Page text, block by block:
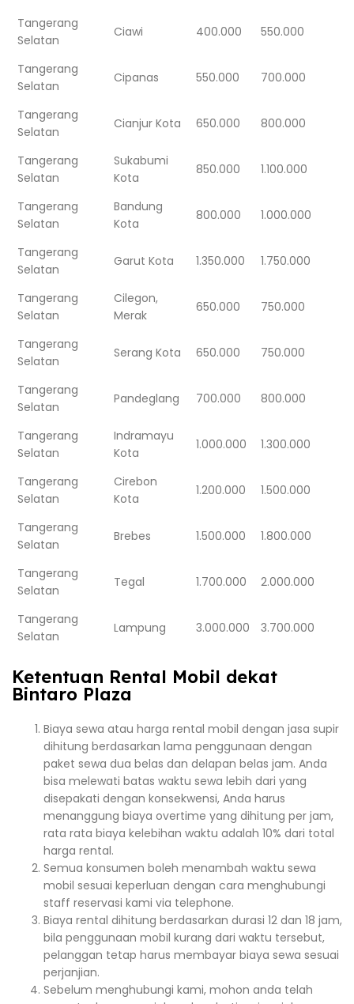
Tangerang
Selatan
Ciawi 400.000 550.000
Tangerang
Selatan
Cipanas 550.000 700.000
Tangerang
Selatan
Cianjur Kota 650.000 800.000
Tangerang
Selatan
Sukabumi
Kota
850.000 1.100.000
Tangerang
Selatan
Bandung
Kota
800.000 1.000.000
Tangerang
Selatan
Garut Kota 1.350.000 1.750.000
Tangerang
Selatan
Cilegon,
Merak
650.000 750.000
Tangerang
Selatan
Serang Kota 650.000 750.000
Tangerang
Selatan
Pandeglang 700.000 800.000
Tangerang
Selatan
Indramayu
Kota
1.000.000 1.300.000
Tangerang
Selatan
Cirebon
Kota
1.200.000 1.500.000
Tangerang
Selatan
Brebes 1.500.000 1.800.000
Tangerang
Selatan
Tegal 1.700.000 2.000.000
Tangerang
Selatan
Lampung 3.000.000 3.700.000
Ketentuan Rental Mobil dekat
Bintaro Plaza
Biaya sewa atau harga rental mobil dengan jasa supir
dihitung berdasarkan lama penggunaan dengan
paket sewa dua belas dan delapan belas jam. Anda
bisa melewati batas waktu sewa lebih dari yang
disepakati dengan konsekwensi, Anda harus
menanggung biaya overtime yang dihitung per jam,
rata rata biaya kelebihan waktu adalah 10% dari total
harga rental.
Semua konsumen boleh menambah waktu sewa
mobil sesuai keperluan dengan cara menghubungi
staff reservasi kami via telephone.
Biaya rental dihitung berdasarkan durasi 12 dan 18 jam,
bila penggunaan mobil kurang dari waktu tersebut,
pelanggan tetap harus membayar biaya sewa sesuai
perjanjian.
Sebelum menghubungi kami, mohon anda telah